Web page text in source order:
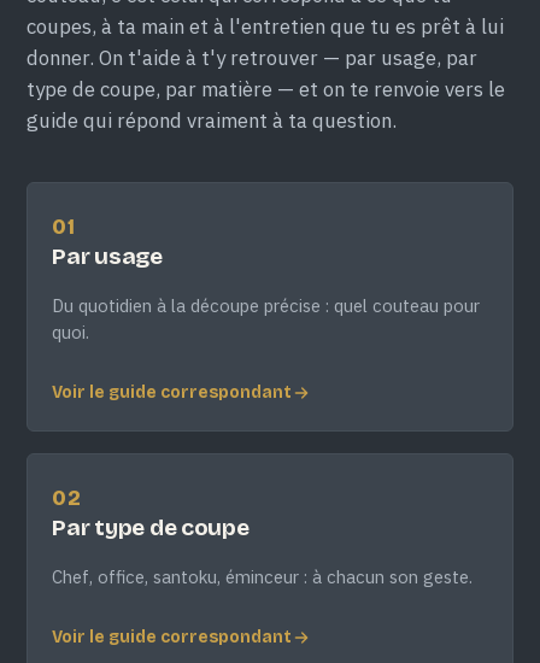
coupes, à ta main et à l'entretien que tu es prêt à lui
donner. On t'aide à t'y retrouver — par usage, par
type de coupe, par matière — et on te renvoie vers le
guide qui répond vraiment à ta question.
01
Par usage
Du quotidien à la découpe précise : quel couteau pour
quoi.
Voir le guide correspondant
02
Par type de coupe
Chef, office, santoku, éminceur : à chacun son geste.
Voir le guide correspondant